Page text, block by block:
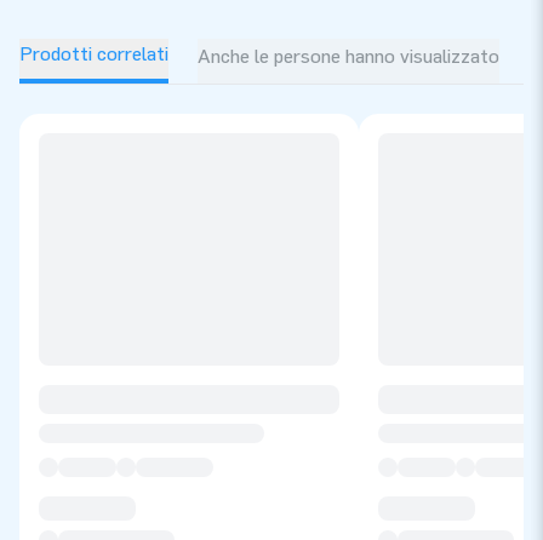
Prodotti correlati Anche le persone hanno visualizzato